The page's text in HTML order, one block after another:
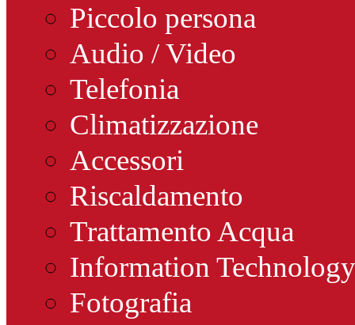
Piccolo persona
Audio / Video
Telefonia
Climatizzazione
Accessori
Riscaldamento
Trattamento Acqua
Information Technology
Fotografia